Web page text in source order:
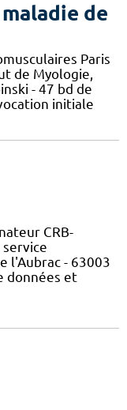
de
Paris
de Myologie,
- 47 bd de
initiale
CRB-
service
l'Aubrac - 63003
données et